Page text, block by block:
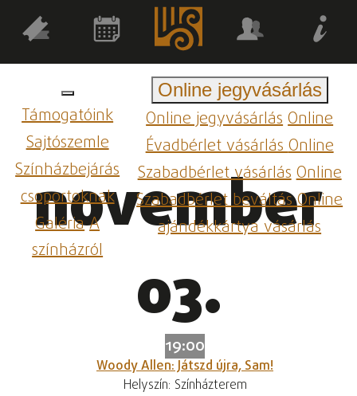
Támogatóink
Sajtószemle
Színházbejárás
csoportoknak
GalériaA
színházról
Online jegyvásárlás
Online jegyvásárlásOnline
Évadbérlet vásárlásOnline
Szabadbérlet vásárlásOnline
Szabadbérlet beváltásOnline
ajándékkártya vásárlás
november
03.
19:00
Woody Allen: Játszd újra, Sam!
Helyszín: Színházterem